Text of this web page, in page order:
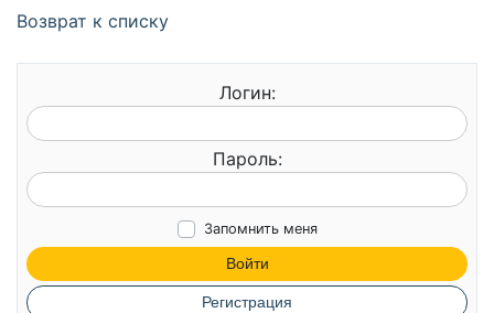
Возврат к списку
Логин:
Пароль:
Запомнить меня
Войти
Регистрация